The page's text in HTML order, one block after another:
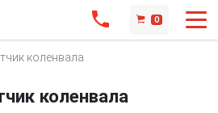
0
коленвала
коленвала